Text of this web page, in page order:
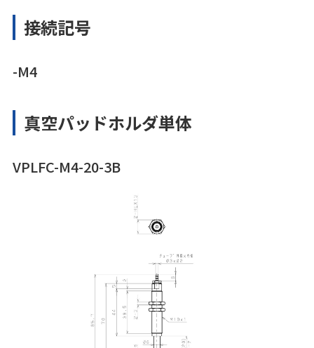
接続記号
-M4
真空パッドホルダ単体
VPLFC-M4-20-3B